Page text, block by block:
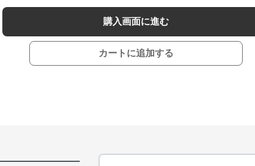
購入画面に進む
カートに追加する